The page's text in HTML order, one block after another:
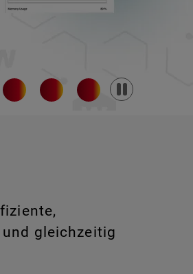
Pause
gleichzeitig